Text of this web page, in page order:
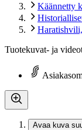
Käännetty
Tuotekuvat- ja
Avaa kuva